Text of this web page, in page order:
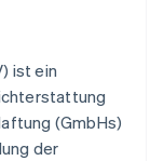
Lösungen für die
ist ein
(GmbHs)
der